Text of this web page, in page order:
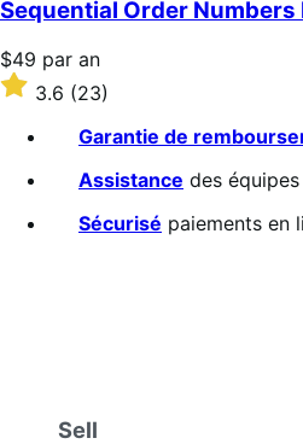
Sequential Order Numbers
Prix
$49
par
$49 par an
Noté
3.6
3.6 (23)
Garantie de
Assistance des
Sécurisé paiements en
Sell